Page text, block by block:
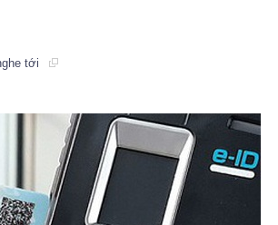
tới